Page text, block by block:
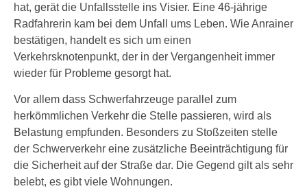
hat, gerät die Unfallsstelle ins Visier. Eine 46-jährige
Radfahrerin kam bei dem Unfall ums Leben. Wie Anrainer
bestätigen, handelt es sich um einen
Verkehrsknotenpunkt, der in der Vergangenheit immer
wieder für Probleme gesorgt hat.
Vor allem dass Schwerfahrzeuge parallel zum
herkömmlichen Verkehr die Stelle passieren, wird als
Belastung empfunden. Besonders zu Stoßzeiten stelle
der Schwerverkehr eine zusätzliche Beeinträchtigung für
die Sicherheit auf der Straße dar. Die Gegend gilt als sehr
belebt, es gibt viele Wohnungen.